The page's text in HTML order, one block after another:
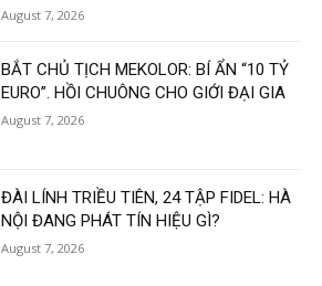
August 7, 2026
BẮT CHỦ TỊCH MEKOLOR: BÍ ẨN “10 TỶ
EURO”. HỒI CHUÔNG CHO GIỚI ĐẠI GIA
August 7, 2026
ĐÀI LÍNH TRIỀU TIÊN, 24 TẬP FIDEL: HÀ
NỘI ĐANG PHÁT TÍN HIỆU GÌ?
August 7, 2026